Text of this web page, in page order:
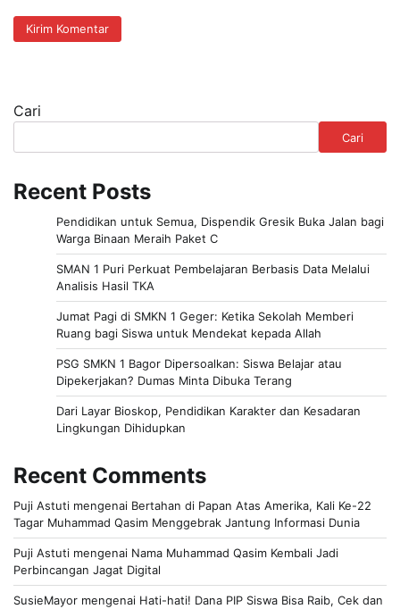
Cari
Cari
Recent Posts
Pendidikan untuk Semua, Dispendik Gresik Buka Jalan bagi
Warga Binaan Meraih Paket C
SMAN 1 Puri Perkuat Pembelajaran Berbasis Data Melalui
Analisis Hasil TKA
Jumat Pagi di SMKN 1 Geger: Ketika Sekolah Memberi
Ruang bagi Siswa untuk Mendekat kepada Allah
PSG SMKN 1 Bagor Dipersoalkan: Siswa Belajar atau
Dipekerjakan? Dumas Minta Dibuka Terang
Dari Layar Bioskop, Pendidikan Karakter dan Kesadaran
Lingkungan Dihidupkan
Recent Comments
Puji Astuti mengenai Bertahan di Papan Atas Amerika, Kali Ke-22
Tagar Muhammad Qasim Menggebrak Jantung Informasi Dunia
Puji Astuti mengenai Nama Muhammad Qasim Kembali Jadi
Perbincangan Jagat Digital
SusieMayor mengenai Hati-hati! Dana PIP Siswa Bisa Raib, Cek dan